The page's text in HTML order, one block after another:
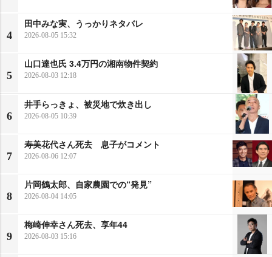
4
田中みな実、うっかりネタバレ
2026-08-05 15:32
5
山口達也氏 3.4万円の湘南物件契約
2026-08-03 12:18
6
井手らっきょ、被災地で炊き出し
2026-08-05 10:39
7
寿美花代さん死去 息子がコメント
2026-08-06 12:07
8
片岡鶴太郎、自家農園での“発見”
2026-08-04 14:05
9
梅崎伸幸さん死去、享年44
2026-08-03 15:16